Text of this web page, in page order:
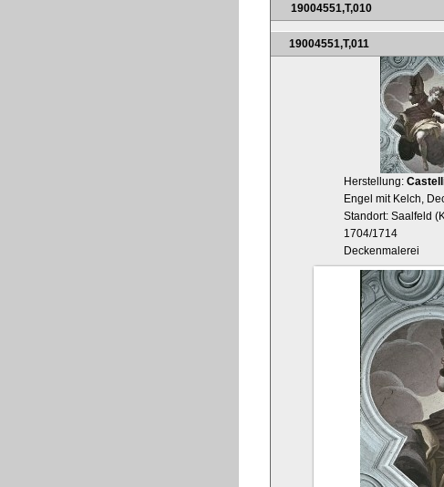
19004551,T,010
19004551,T,011
Herstellung:
Engel mit Kelch,
Standort: Saalfeld
1704/1714
Deckenmalerei